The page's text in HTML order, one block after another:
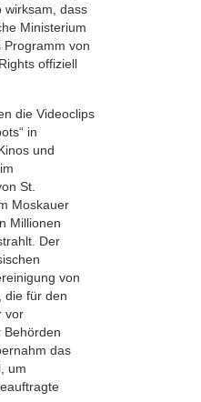
wirksam, dass
Ministerium
von
offiziell
die Videoclips
in
und
St.
Moskauer
Millionen
Der
von
die für den
vor
Behörden
das
um